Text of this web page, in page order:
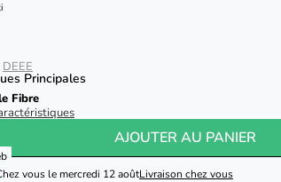
DEEE
Principales
Fibre
AJOUTER AU PANIER
vous le mercredi 12 aoûtLivraison chez vous